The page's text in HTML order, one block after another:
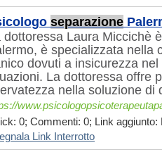
separazione
dottoressa Laura Miccichè
è specializzata nella
dovuti a insicurezza
La dottoressa offre
nella soluzione di
0; Commenti: 0; Link aggiunto:
Link Interrotto